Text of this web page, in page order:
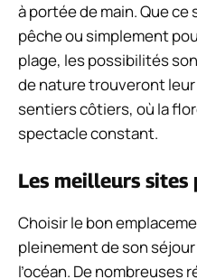
à portée de main. Que ce
pêche ou simplement
plage, les possibilités
de nature trouveront
sentiers côtiers, où la
spectacle constant.
Les meilleurs sites
Choisir le bon
pleinement de son
l’océan. De